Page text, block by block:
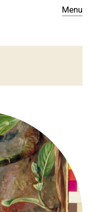
Menu